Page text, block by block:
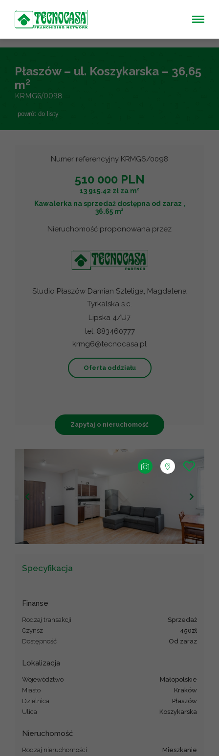
Płaszów – ul. Koszykarska – 36,65
m²
KRMG6/0098
powrót do listy
Numer referencyjny KRMG6/0098
510 000 PLN
13 915.42 zł za m2
Kawalerka na sprzedaż dostępna od zaraz ,
36.65 m2
Nieruchomość proponowana przez
Studio Płaszów Damian Szteliga, Magdalena
Tyrkalska s.c.
Lipska 4/U7
tel. 883460777
krmg6@tecnocasa.pl
Oferta oddziału
Zapytaj o nieruchomość
−
contributors ©CARTO
Specyfikacja
Finanse
Rodzaj transakcji
sprzedaż
Czynsz
450zł
Dostępność
od zaraz
Lokalizacja
Województwo
małopolskie
Miasto
Kraków
Dzielnica
Płaszów
Ulica
Koszykarska
Nieruchomość
Rodzaj nieruchomości
mieszkanie